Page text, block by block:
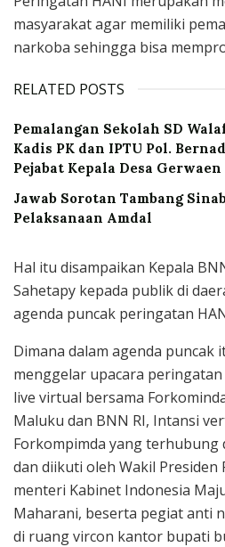
masyarakat agar memiliki
narkoba sehingga bisa
RELATED POSTS
Pemalangan Sekolah SD
Kadis PK dan IPTU Pol.
Pejabat Kepala Desa Gerwaen
Jawab Sorotan Tambang
Pelaksanaan Amdal
Hal itu disampaikan Kepala
Sahetapy kepada publik di
agenda puncak peringatan
Dimana dalam agenda puncak
menggelar upacara
live virtual bersama
Maluku dan BNN RI, Intansi
Forkompimda yang terhubung
dan diikuti oleh Wakil Presiden
menteri Kabinet Indonesia
Maharani, beserta pegiat anti
di ruang vircon kantor bupati